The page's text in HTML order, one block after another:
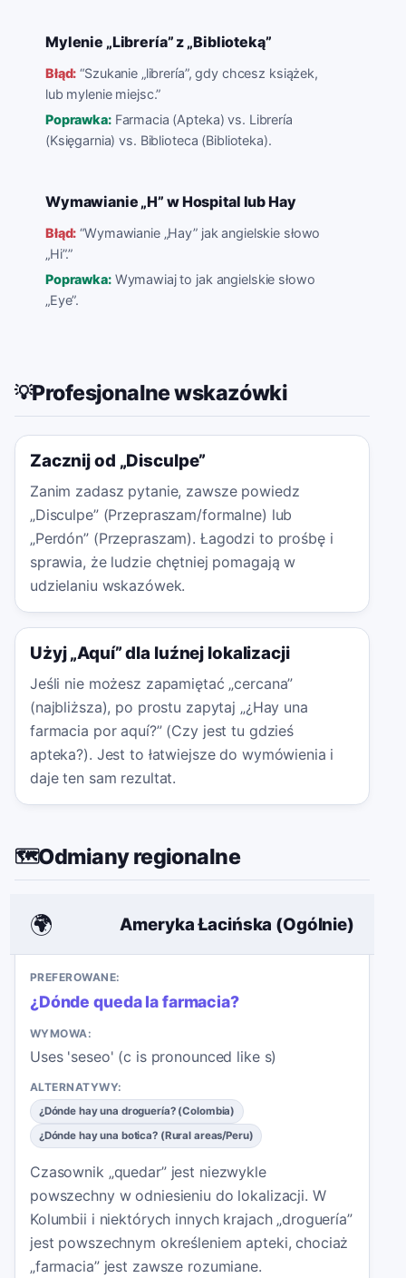
Mylenie „Librería” z „Biblioteką”
Błąd: “Szukanie „librería”, gdy chcesz książek,
lub mylenie miejsc.”
Poprawka: Farmacia (Apteka) vs. Librería
(Księgarnia) vs. Biblioteca (Biblioteka).
Wymawianie „H” w Hospital lub Hay
Błąd: “Wymawianie „Hay” jak angielskie słowo
„Hi”.”
Poprawka: Wymawiaj to jak angielskie słowo
„Eye”.
💡Profesjonalne wskazówki
Zacznij od „Disculpe”
Zanim zadasz pytanie, zawsze powiedz
„Disculpe” (Przepraszam/formalne) lub
„Perdón” (Przepraszam). Łagodzi to prośbę i
sprawia, że ludzie chętniej pomagają w
udzielaniu wskazówek.
Użyj „Aquí” dla luźnej lokalizacji
Jeśli nie możesz zapamiętać „cercana”
(najbliższa), po prostu zapytaj „¿Hay una
farmacia por aquí?” (Czy jest tu gdzieś
apteka?). Jest to łatwiejsze do wymówienia i
daje ten sam rezultat.
🗺️Odmiany regionalne
🌍 Ameryka Łacińska (Ogólnie)
PREFEROWANE:
¿Dónde queda la farmacia?
WYMOWA:
Uses 'seseo' (c is pronounced like s)
ALTERNATYWY:
¿Dónde hay una droguería? (Colombia)
¿Dónde hay una botica? (Rural areas/Peru)
Czasownik „quedar” jest niezwykle
powszechny w odniesieniu do lokalizacji. W
Kolumbii i niektórych innych krajach „droguería”
jest powszechnym określeniem apteki, chociaż
„farmacia” jest zawsze rozumiane.